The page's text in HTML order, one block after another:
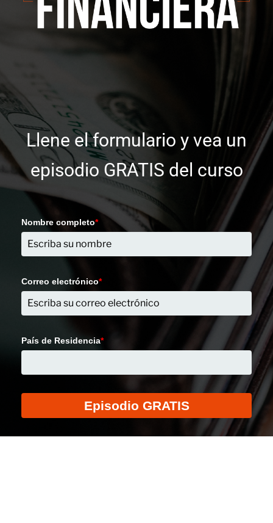
Llene el formulario y vea un
episodio GRATIS del curso
Nombre completo*
Correo electrónico*
País de Residencia*
Episodio GRATIS